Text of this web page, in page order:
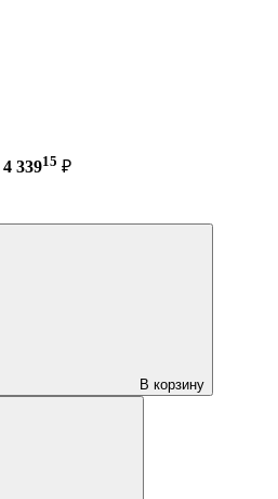
4 33915 ₽
В корзину